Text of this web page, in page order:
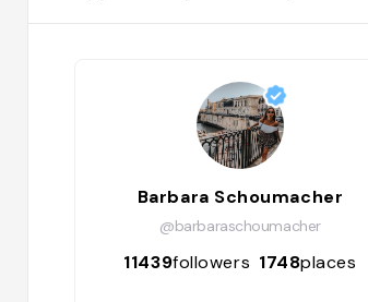
Barbara Schoumacher
@barbaraschoumacher
11439followers 1748places